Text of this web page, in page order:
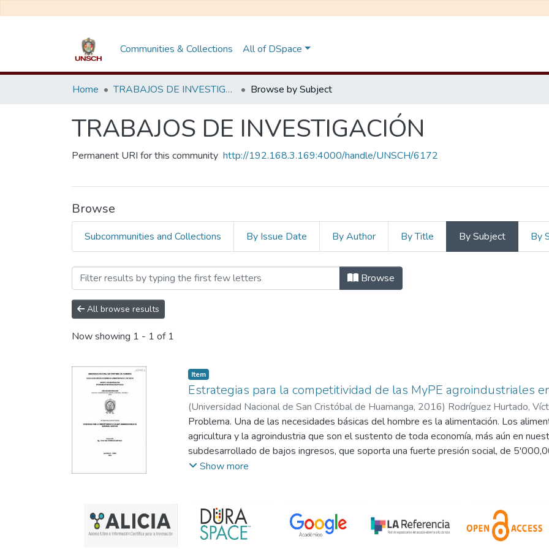
Communities & Collections All of DSpace
Home TRABAJOS DE INVESTIGACIÓN Browse by Subject
TRABAJOS DE INVESTIGACIÓN
Permanent URI for this community http://192.168.3.169:4000/handle/UNSCH/6172
Browse
Subcommunities and Collections By Issue Date By Author By Title By Subject By
Browsing TRABAJOS DE INVESTIGACIÓN by Subject
Browse
All browse results
Now showing 1 - 1 of 1
Item
Estrategias para la competitividad de las MyPE agroindustriales
(Universidad Nacional de San Cristóbal de Huamanga, 2016) Rodríguez Hurtado,
Problema. Una de las necesidades básicas del hombre es la alimentación. Los
agricultura y la agroindustria que son el sustento de toda economía, más aún en
subdesarrollado de bajos ingresos, que soporta una fuerte presión social, de
La agroindustria juega un rol catalizador por los efectos positivos en el programa del
ayacuchanos y garantizar el autoabastecimiento local. En general a pesar de la
ecológicos que poseemos, mano de obra dedicada al agro, estamos lejos de
agroindustrial. Se dispone del 85% de las zonas de vida existentes en el planeta.
Show more